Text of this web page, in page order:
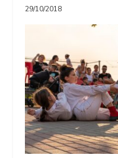
29/10/2018